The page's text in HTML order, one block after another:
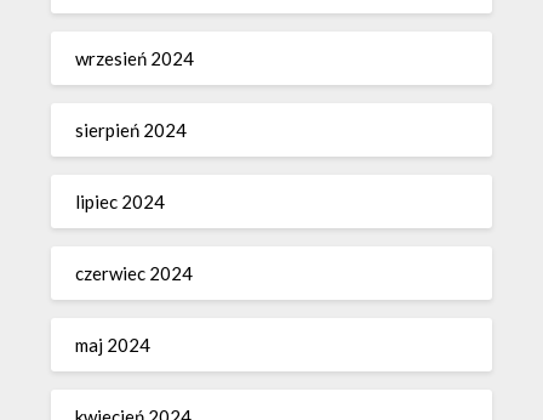
wrzesień 2024
sierpień 2024
lipiec 2024
czerwiec 2024
maj 2024